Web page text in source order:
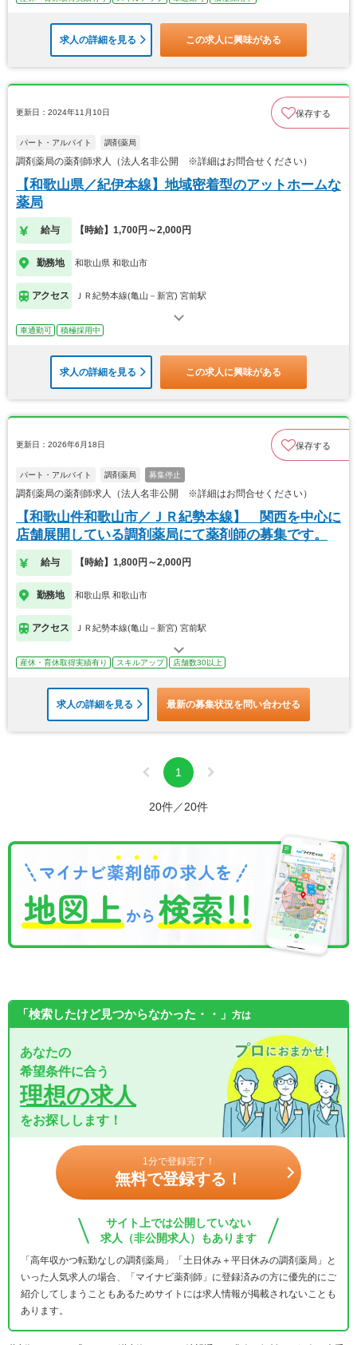
求人の詳細を見る この求人に興味がある
更新日：2024年11月10日 保存する
パート・アルバイト 調剤薬局
調剤薬局の薬剤師求人（法人名非公開 ※詳細はお問合せください）
【和歌山県／紀伊本線】地域密着型のアットホームな
薬局
給与 【時給】1,700円～2,000円
勤務地 和歌山県 和歌山市
アクセス ＪＲ紀勢本線(亀山－新宮) 宮前駅
車通勤可 積極採用中
求人の詳細を見る この求人に興味がある
更新日：2026年6月18日 保存する
パート・アルバイト 調剤薬局 募集停止
調剤薬局の薬剤師求人（法人名非公開 ※詳細はお問合せください）
【和歌山件和歌山市／ＪＲ紀勢本線】 関西を中心に
店舗展開している調剤薬局にて薬剤師の募集です。
給与 【時給】1,800円～2,000円
勤務地 和歌山県 和歌山市
アクセス ＪＲ紀勢本線(亀山－新宮) 宮前駅
産休・育休取得実績有り スキルアップ 店舗数30以上
求人の詳細を見る 最新の募集状況を問い合わせる
1
20件／20件
「検索したけど見つからなかった・・」 方は
あなたの
希望条件に合う
理想の求人
をお探しします！
1分で登録完了！
無料で登録する！
サイト上では公開していない
求人（非公開求人）もあります
「高年収かつ転勤なしの調剤薬局」「土日休み＋平日休みの調剤薬局」と
いった人気求人の場合、「マイナビ薬剤師」に登録済みの方に優先的にご
紹介してしまうこともあるためサイトには求人情報が掲載されないことも
あります。